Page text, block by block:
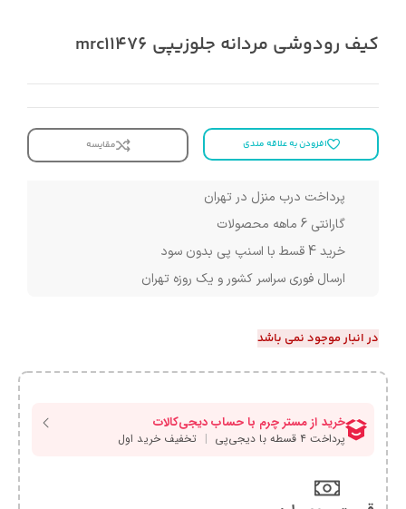
کیف رودوشی مردانه جلوزیپی mrc11476
افزودن به علاقه مندی مقایسه
پرداخت درب منزل در تهران
گارانتی 6 ماهه محصولات
خرید 4 قسط با اسنپ پی بدون سود
ارسال فوری سراسر کشور و یک روزه تهران
در انبار موجود نمی باشد